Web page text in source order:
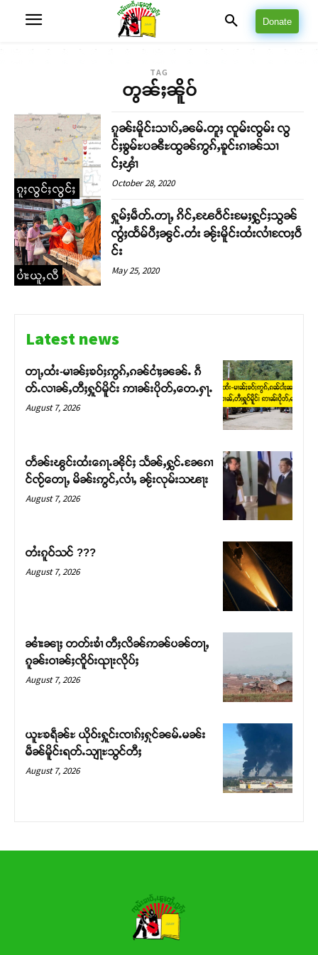
တႃႇႁႂ်ႈသဵင်ၵၢင်ၸႂ်ၵူၼ်းမိူင်း ၵူႈတီႈၵူႈလႅၼ်ပေႃးတေၸွ
တ်ႇ တူဝ်ႈလုမ်ႈၾႃႉၼၼ်ႉ ၶဝ်ႈႁူမ်ႈၵမ်ႉထႅမ် ၸုမ်းၶၢ
Donate Now
Donate
TAG
တွၼ်ႈၼိူဝ်
ၵူႈလွင်ႈလွင်ႈ
ၵူၼ်းမိူင်းသၢပ်ႇၼမ်ႉတူႈ ၸူမ်းၸွမ်း လွ
င်ႈၶွမ်ႊပၼီႊထွၼ်ဢွၵ်ႇၶူင်းၵၢၼ်သၢ
င်ႈၾၢႆ
October 28, 2020
ပၢႆးယူႇလီ
ႁူမ်ႈမဵတ်ႉတႃႇ ၵိင်ႇၽႄဝဵင်းမႄႈႁွင်ႈသွၼ်
ၸွႆႈထႅမ်ပီႈၼွင်ႉတႆး ၼႂ်းမိူင်းထႆးလၢႆၸႄႈဝဵ
င်း
May 25, 2020
Latest news
တႃႇထႆး-မၢၼ်ႈၶဝ်ႈဢွၵ်ႇၵၼ်ငၢႆႈၼၼ်ႉ ၵဵ
တ်ႉလၢၼ်ႇတီႈႁူဝ်မိူင်း ဢၢၼ်းပိုတ်ႇတေႉႁႃႉ
August 7, 2026
တႅၼ်းၽွင်းထႆးၵေႃႉၼိုင်ႈ သႅၼ်ႇႁွင်ႉၼႄၵၢ
င်ၸႂ်တေႃႇ မိၼ်းဢွင်ႇလၢႆႇ ၼႂ်းလုမ်းသၽႃး
August 7, 2026
တႆးၵူဝ်သင် ???
August 7, 2026
ၼၢႆးၼႃႈ တတ်းၶၢႆ တီႈလိၼ်ဢၼ်ပၼ်တႃႇ
ၵူၼ်းဝၢၼ်ႈၸိူဝ်းၺႃးလိုပ်ႈ
August 7, 2026
ယူႊၶရဵၼ်ႊ ယိုဝ်းႁူင်းၸၢၵ်ႈႁုင်ၼမ်ႉမၼ်း
မဵၼ်မိူင်းရတ်ႉသျႃႊသွင်တီႈ
August 7, 2026